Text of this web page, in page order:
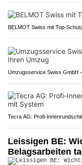
BELMOT Swiss mit Top-
Umzugsservice Swiss GmbH
Tecra AG: Profi-
Leissigen BE:
Belagsarbeiten